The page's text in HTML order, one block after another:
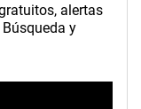
alertas
y